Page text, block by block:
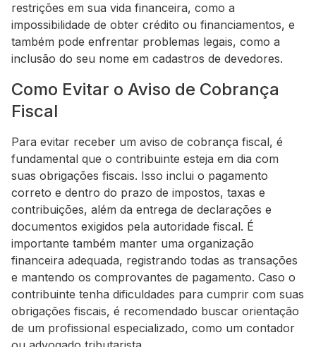
restrições em sua vida financeira, como a
impossibilidade de obter crédito ou financiamentos, e
também pode enfrentar problemas legais, como a
inclusão do seu nome em cadastros de devedores.
Como Evitar o Aviso de Cobrança
Fiscal
Para evitar receber um aviso de cobrança fiscal, é
fundamental que o contribuinte esteja em dia com
suas obrigações fiscais. Isso inclui o pagamento
correto e dentro do prazo de impostos, taxas e
contribuições, além da entrega de declarações e
documentos exigidos pela autoridade fiscal. É
importante também manter uma organização
financeira adequada, registrando todas as transações
e mantendo os comprovantes de pagamento. Caso o
contribuinte tenha dificuldades para cumprir com suas
obrigações fiscais, é recomendado buscar orientação
de um profissional especializado, como um contador